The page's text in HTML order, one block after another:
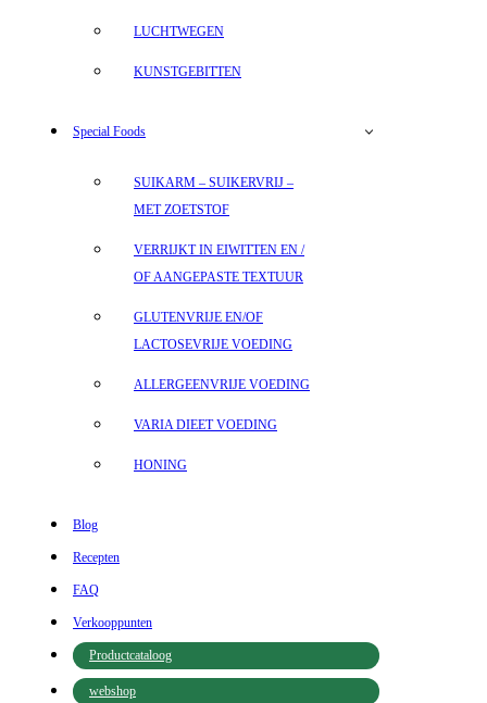
LUCHTWEGEN
KUNSTGEBITTEN
Special Foods
SUIKARM – SUIKERVRIJ –
MET ZOETSTOF
VERRIJKT IN EIWITTEN EN /
OF AANGEPASTE TEXTUUR
GLUTENVRIJE EN/OF
LACTOSEVRIJE VOEDING
ALLERGEENVRIJE VOEDING
VARIA DIEET VOEDING
HONING
Blog
Recepten
FAQ
Verkooppunten
Productcataloog
webshop